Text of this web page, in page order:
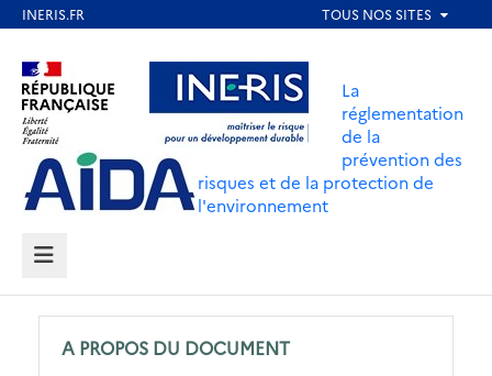
contenu
principal
Aller au contenu Aller au menu
Aller au pied de page
La
réglementation
de la
prévention des
risques et de la protection de
l'environnement
MENU
A PROPOS DU DOCUMENT